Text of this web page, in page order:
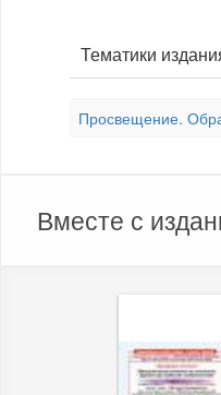
Тематики
Просвещение.
Вместе с